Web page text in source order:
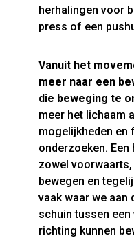
herhalingen voor
press of een
Vanuit het
meer naar een
die beweging te
meer het lichaam
mogelijkheden en
onderzoeken. Een
zowel
bewegen en
vaak waar we aan
schuin tussen
richting kunnen